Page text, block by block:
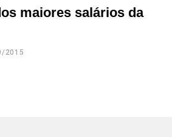
maiores salários da
2015